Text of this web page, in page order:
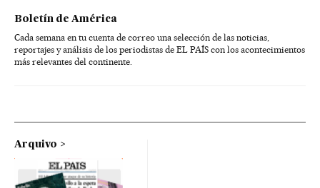
Boletín de América
Cada semana en tu cuenta de correo una selección de las noticias,
reportajes y análisis de los periodistas de EL PAÍS con los acontecimientos
más relevantes del continente.
Arquivo